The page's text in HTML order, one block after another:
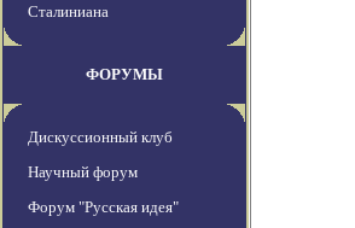
Сталиниана
ФОРУМЫ
Дискуссионный клуб
Научный форум
Форум "Русская идея"